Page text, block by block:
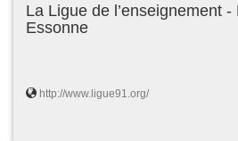
La Ligue de l’enseignement -
Essonne
http://www.ligue91.org/